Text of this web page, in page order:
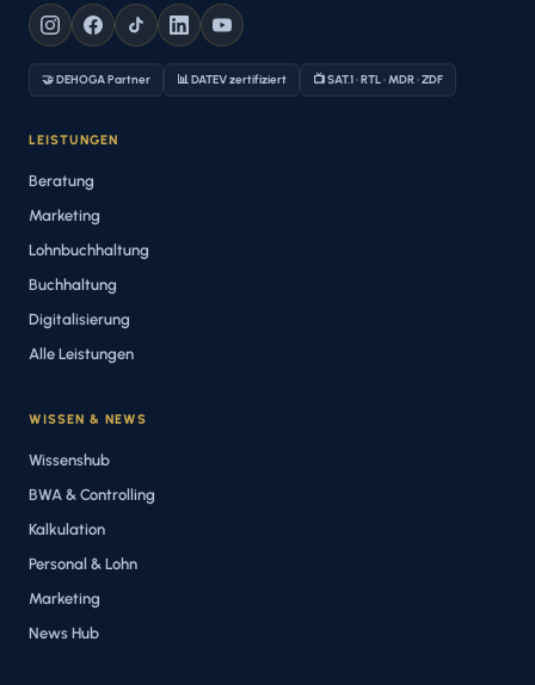
🤝 DEHOGA Partner 📊 DATEV zertifiziert 📺 SAT.1 · RTL · MDR · ZDF
LEISTUNGEN
Beratung
Marketing
Lohnbuchhaltung
Buchhaltung
Digitalisierung
Alle Leistungen
WISSEN & NEWS
Wissenshub
BWA & Controlling
Kalkulation
Personal & Lohn
Marketing
News Hub